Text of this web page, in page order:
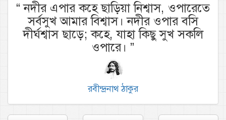
“নদীর এপার কহে ছাড়িয়া নিশ্বাস, ওপারেতে
সর্বসুখ আমার বিশ্বাস। নদীর ওপার বসি
দীর্ঘশ্বাস ছাড়ে; কহে, যাহা কিছু সুখ সকলি
ওপারে। ”
রবীন্দ্রনাথ ঠাকুর